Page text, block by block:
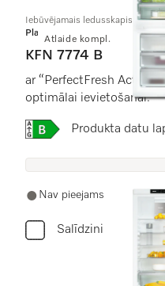
Atlaide kompl.
Iebūvējamais ledusskapis ar
Platinum
KFN 7774 B
ar “PerfectFresh
optimālai ievietošanai.
Online Label Flag,
Produkta datu
Nav pieejams
Salīdzini